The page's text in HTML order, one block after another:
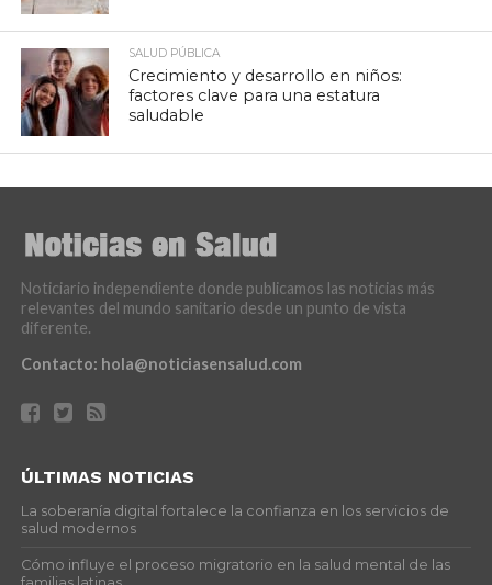
SALUD PÚBLICA
Crecimiento y desarrollo en niños:
factores clave para una estatura
saludable
Noticiario independiente donde publicamos las noticias más
relevantes del mundo sanitario desde un punto de vista
diferente.
Contacto: hola@noticiasensalud.com
ÚLTIMAS NOTICIAS
La soberanía digital fortalece la confianza en los servicios de
salud modernos
Cómo influye el proceso migratorio en la salud mental de las